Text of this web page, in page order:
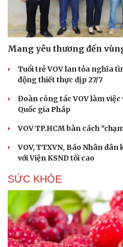
Mang yêu thương đến
Tuổi trẻ VOV lan tỏa nghĩa
động thiết thực dịp 27/7
Đoàn công tác VOV làm
Quốc gia Pháp
VOV TP.HCM bàn cách
VOV, TTXVN, Báo Nhân
với Viện KSND tối cao
SỨC KHỎE